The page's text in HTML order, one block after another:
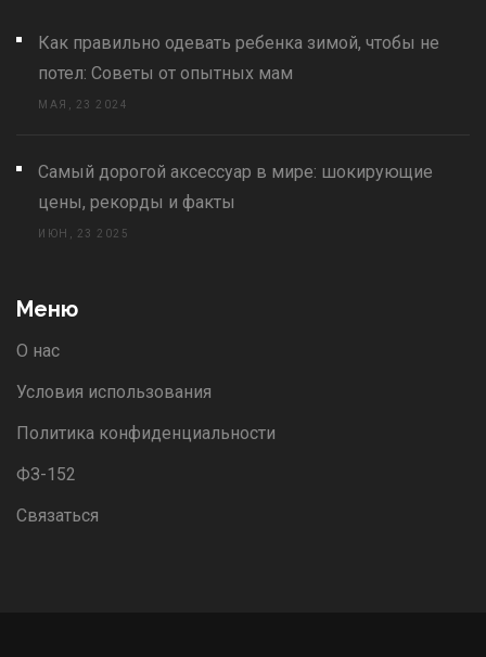
Как правильно одевать ребенка зимой, чтобы не
потел: Советы от опытных мам
МАЯ, 23 2024
Самый дорогой аксессуар в мире: шокирующие
цены, рекорды и факты
ИЮН, 23 2025
Меню
О нас
Условия использования
Политика конфиденциальности
ФЗ-152
Связаться